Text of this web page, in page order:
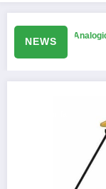
NEWS
Analogico, mon